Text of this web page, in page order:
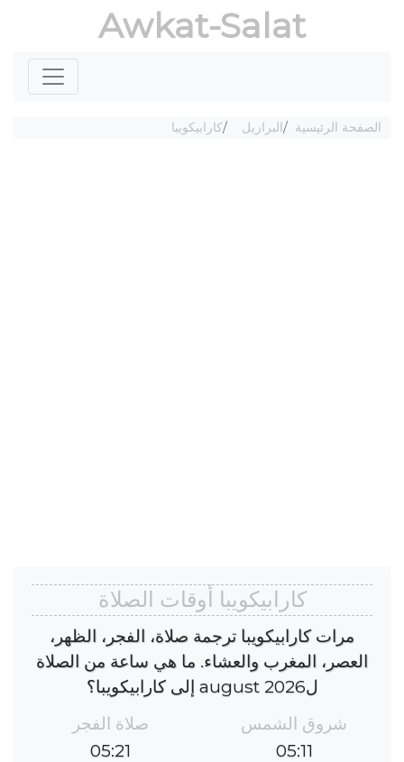
Awkat-Salat
الصفحة الرئيسية البرازيل كارابيكويبا
كارابيكويبا أوقات الصلاة
مرات كارابيكويبا ترجمة صلاة، الفجر، الظهر،
العصر، المغرب والعشاء. ما هي ساعة من الصلاة
لaugust 2026 إلى كارابيكويبا؟
شروق الشمس
05:11
صلاة الفجر
05:21